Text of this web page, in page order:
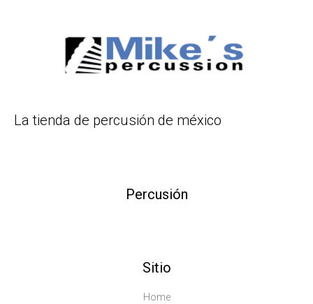
La tienda de percusión de méxico
Percusión
Sitio
Home